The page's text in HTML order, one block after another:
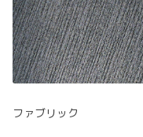
ファブリック